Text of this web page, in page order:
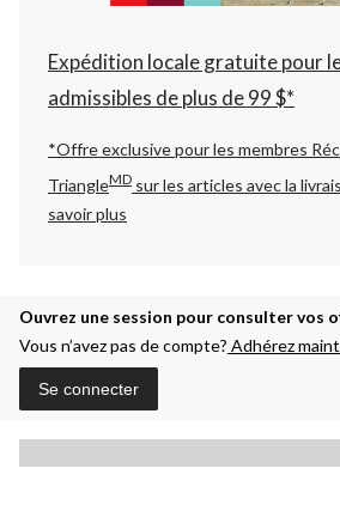
Expédition locale gratuite pour
admissibles de plus de 99 $*
*Offre exclusive pour les membres
TriangleMD sur les articles avec la
savoir plus
Ouvrez une session pour consulter vos
Vous n’avez pas de compte? Adhérez
Se connecter